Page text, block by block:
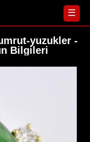
☰
yuzukler -
Bilgileri